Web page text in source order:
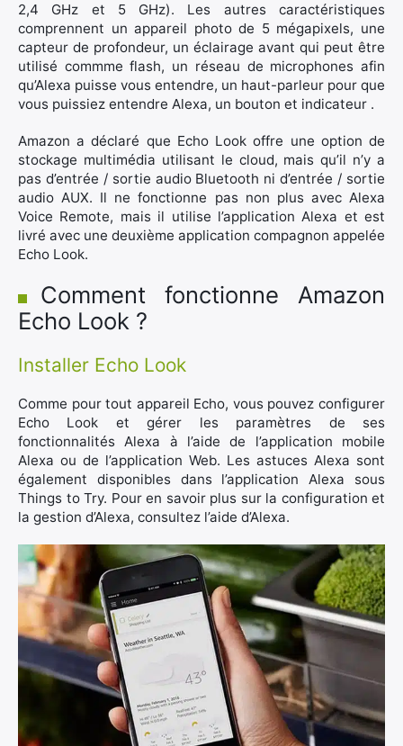
2,4 GHz et 5 GHz). Les autres caractéristiques
comprennent un appareil photo de 5 mégapixels, une
capteur de profondeur, un éclairage avant qui peut être
utilisé commme flash, un réseau de microphones afin
qu’Alexa puisse vous entendre, un haut-parleur pour que
vous puissiez entendre Alexa, un bouton et indicateur .
Amazon a déclaré que Echo Look offre une option de
stockage multimédia utilisant le cloud, mais qu’il n’y a
pas d’entrée / sortie audio Bluetooth ni d’entrée / sortie
audio AUX. Il ne fonctionne pas non plus avec Alexa
Voice Remote, mais il utilise l’application Alexa et est
livré avec une deuxième application compagnon appelée
Echo Look.
Comment fonctionne Amazon
Echo Look ?
Installer Echo Look
Comme pour tout appareil Echo, vous pouvez configurer
Echo Look et gérer les paramètres de ses
fonctionnalités Alexa à l’aide de l’application mobile
Alexa ou de l’application Web. Les astuces Alexa sont
également disponibles dans l’application Alexa sous
Things to Try. Pour en savoir plus sur la configuration et
la gestion d’Alexa, consultez l’aide d’Alexa.